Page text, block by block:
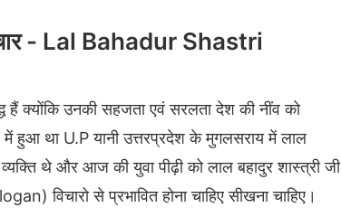
- Lal Bahadur Shastri
हैं क्योंकि उनकी सहजता एवं सरलता देश की नींव को
था U.P यानी उत्तरप्रदेश के मुगलसराय में लाल
थे और आज की युवा पीढ़ी को लाल बहादुर शास्त्री जी
विचारो से प्रभावित होना चाहिए सीखना चाहिए।